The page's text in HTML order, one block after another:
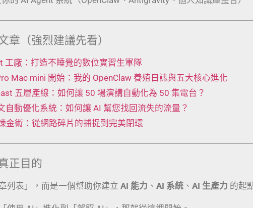
章（強烈建議先看）
工廠：打造不睡覺的數位實習生軍隊
Mac mini 開始：我的 OpenClaw 養殖日誌與五大核心進化
五層產線：如何讓 50 場演講自動化為 50 集電台？
自動優化系統：如何讓 AI 幫您找回流失的流量？
金術：從網路碎片的捕捉到完美閉環
正目的
列表」，而是一個幫助你建立 AI 能力 、 AI 系統 、 AI 生產力 的起